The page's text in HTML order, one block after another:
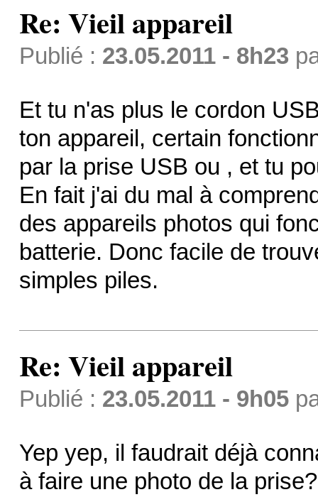
Re: Vieil appareil
Publié : 23.05.2011 - 8h23
Et tu n'as plus le cordon
ton appareil, certain
par la prise USB ou , et tu
En fait j'ai du mal à
des appareils photos qui
batterie. Donc facile de
simples piles.
Re: Vieil appareil
Publié : 23.05.2011 - 9h05
Yep yep, il faudrait déjà
à faire une photo de la prise?